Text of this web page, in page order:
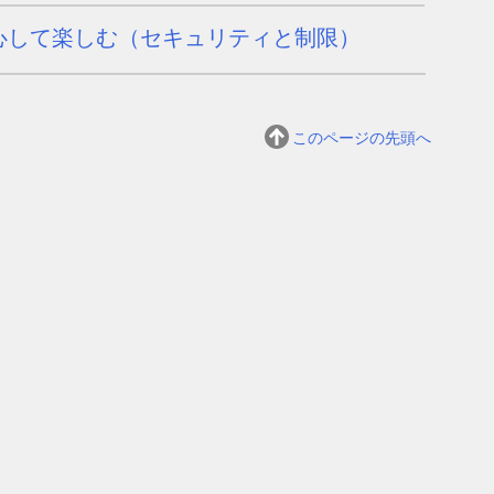
て楽しむ（セキュリティと制限）
このページの先頭へ